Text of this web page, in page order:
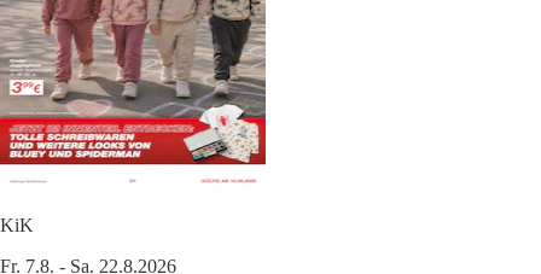
KiK
Fr. 7.8. - Sa. 22.8.2026